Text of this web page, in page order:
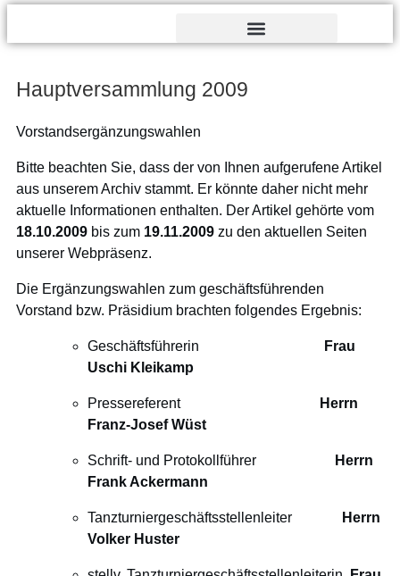
Hauptversammlung 2009
Vorstandsergänzungswahlen
Bitte beachten Sie, dass der von Ihnen aufgerufene Artikel
aus unserem Archiv stammt. Er könnte daher nicht mehr
aktuelle Informationen enthalten. Der Artikel gehörte vom
18.10.2009 bis zum 19.11.2009 zu den aktuellen Seiten
unserer Webpräsenz.
Die Ergänzungswahlen zum geschäftsführenden
Vorstand bzw. Präsidium brachten folgendes Ergebnis:
Geschäftsführerin
Frau
Uschi Kleikamp
Pressereferent
Herrn
Franz-Josef Wüst
Schrift- und Protokollführer
Herrn
Frank Ackermann
Tanzturniergeschäftsstellenleiter
Herrn
Volker Huster